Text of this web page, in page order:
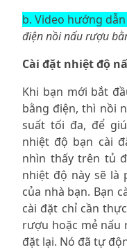
b. Video hướng
điện nồi nấu rượu
Cài đặt nhiệt độ
Khi bạn mới bắt
bằng điện, thì nồi
suất tối đa, để
nhiệt độ bạn cài
nhìn thấy trên tủ
nhiệt độ này sẽ là
của nhà bạn. Bạn
cài đặt chỉ cần
rượu hoặc mẻ nấu
đặt lại. Nó đã tự